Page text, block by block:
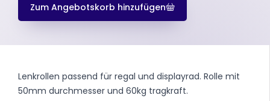
Zum Angebotskorb hinzufügen
Lenkrollen passend für regal und displayrad. Rolle mit
50mm durchmesser und 60kg tragkraft.